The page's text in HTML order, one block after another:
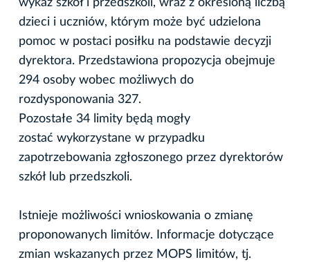
wykaz szkół i przedszkoli, wraz z określoną liczbą
dzieci i uczniów, którym może być udzielona
pomoc w postaci posiłku na podstawie decyzji
dyrektora. Przedstawiona propozycja obejmuje
294 osoby wobec możliwych do
rozdysponowania 327.
Pozostałe 34 limity będą mogły
zostać wykorzystane w przypadku
zapotrzebowania zgłoszonego przez dyrektorów
szkół lub przedszkoli.
Istnieje możliwości wnioskowania o zmianę
proponowanych limitów. Informacje dotyczące
zmian wskazanych przez MOPS limitów, tj.